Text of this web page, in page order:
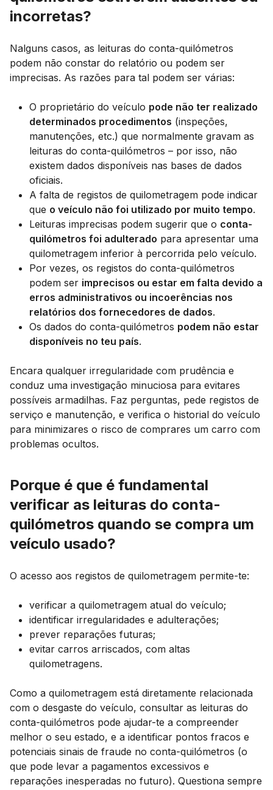
incorretas?
Nalguns casos, as leituras do conta-quilómetros
podem não constar do relatório ou podem ser
imprecisas. As razões para tal podem ser várias:
O proprietário do veículo pode não ter realizado
determinados procedimentos (inspeções,
manutenções, etc.) que normalmente gravam as
leituras do conta-quilómetros – por isso, não
existem dados disponíveis nas bases de dados
oficiais.
A falta de registos de quilometragem pode indicar
que o veículo não foi utilizado por muito tempo.
Leituras imprecisas podem sugerir que o conta-
quilómetros foi adulterado para apresentar uma
quilometragem inferior à percorrida pelo veículo.
Por vezes, os registos do conta-quilómetros
podem ser imprecisos ou estar em falta devido a
erros administrativos ou incoerências nos
relatórios dos fornecedores de dados.
Os dados do conta-quilómetros podem não estar
disponíveis no teu país.
Encara qualquer irregularidade com prudência e
conduz uma investigação minuciosa para evitares
possíveis armadilhas. Faz perguntas, pede registos de
serviço e manutenção, e verifica o historial do veículo
para minimizares o risco de comprares um carro com
problemas ocultos.
Porque é que é fundamental
verificar as leituras do conta-
quilómetros quando se compra um
veículo usado?
O acesso aos registos de quilometragem permite-te:
verificar a quilometragem atual do veículo;
identificar irregularidades e adulterações;
prever reparações futuras;
evitar carros arriscados, com altas
quilometragens.
Como a quilometragem está diretamente relacionada
com o desgaste do veículo, consultar as leituras do
conta-quilómetros pode ajudar-te a compreender
melhor o seu estado, e a identificar pontos fracos e
potenciais sinais de fraude no conta-quilómetros (o
que pode levar a pagamentos excessivos e
reparações inesperadas no futuro). Questiona sempre